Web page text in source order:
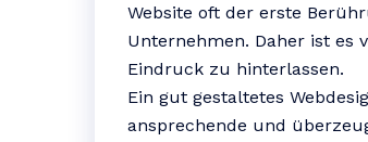
Website oft der erste
Unternehmen. Daher ist es
Eindruck zu hinterlassen.
Ein gut gestaltetes
ansprechende und